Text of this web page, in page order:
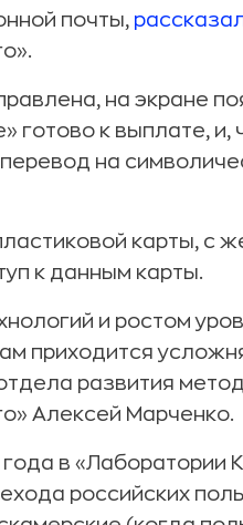
почты,
на экране
готово к выплате,
на
карты, с
к данным карты.
и ростом
приходится
развития
Алексей Марченко.
в «Лаборатории
российских